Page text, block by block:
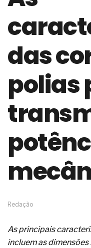
O
estratégia
materiais
A
A IA
complexa
A
cabos e
A
de giro
A sua
Os
com
A
Os
das
polias
Redação
As principais
incluem as